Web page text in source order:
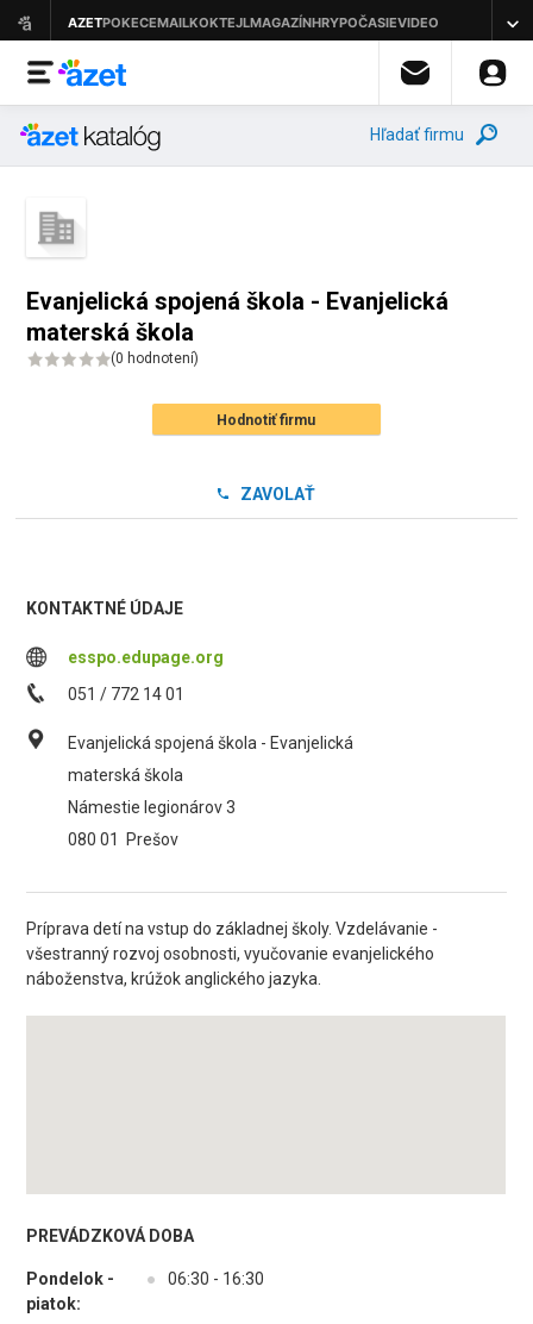
Hľadať firmu
Evanjelická spojená škola - Evanjelická
materská škola
(0 hodnotení)
Hodnotiť firmu
ZAVOLAŤ
KONTAKTNÉ ÚDAJE
esspo.edupage.org
051 / 772 14 01
Evanjelická spojená škola - Evanjelická
materská škola
Námestie legionárov 3
080 01
Prešov
Príprava detí na vstup do základnej školy. Vzdelávanie -
všestranný rozvoj osobnosti, vyučovanie evanjelického
náboženstva, krúžok anglického jazyka.
PREVÁDZKOVÁ DOBA
Pondelok -
piatok:
● 06:30 - 16:30